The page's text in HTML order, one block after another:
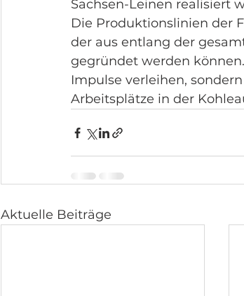
Sachsen-Leinen realisiert
Die Produktionslinien der
der aus entlang der
gegründet werden
Impulse verleihen,
Arbeitsplätze in der
Aktuelle Beiträge